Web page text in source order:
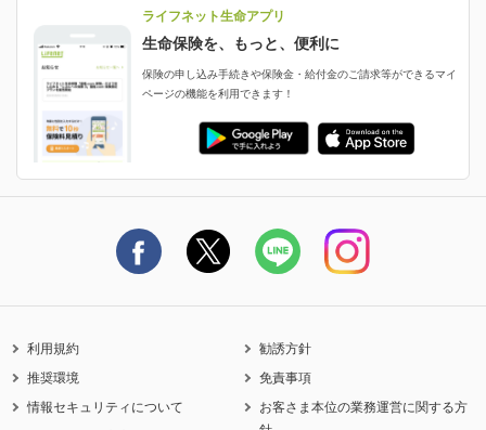
ご契約者さまに聞きました！
申し込みガイド
ご契約の流れと必要書類
保険料の支払い方法
認知症・MCIに備える
ご契約者さま向け各種お手続き・サービス
保険金・給付金のご請求
生命保険料控除に関するご案内
生命保険マニフェスト
ライフネット生命のCMページ
ライフネット生命公式note
ライフネット生命アプリ
生命保険を、もっと、便利に
保険の申し込み手続きや保険金・給付金のご請求等ができるマイ
ページの機能を利用できます！
利用規約
推奨環境
情報セキュリティについて
勧誘方針
免責事項
お客さま本位の業務運営に関する方